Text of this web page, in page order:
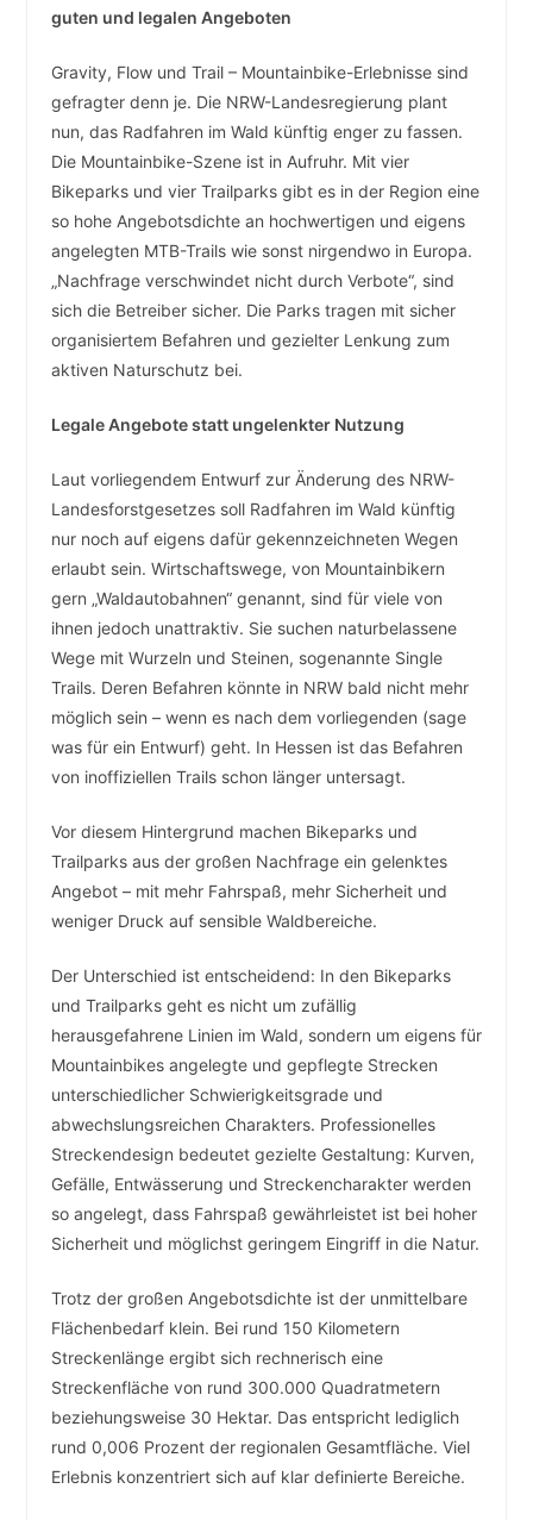
guten und legalen Angeboten
Gravity, Flow und Trail – Mountainbike-Erlebnisse sind
gefragter denn je. Die NRW-Landesregierung plant
nun, das Radfahren im Wald künftig enger zu fassen.
Die Mountainbike-Szene ist in Aufruhr. Mit vier
Bikeparks und vier Trailparks gibt es in der Region eine
so hohe Angebotsdichte an hochwertigen und eigens
angelegten MTB-Trails wie sonst nirgendwo in Europa.
„Nachfrage verschwindet nicht durch Verbote“, sind
sich die Betreiber sicher. Die Parks tragen mit sicher
organisiertem Befahren und gezielter Lenkung zum
aktiven Naturschutz bei.
Legale Angebote statt ungelenkter Nutzung
Laut vorliegendem Entwurf zur Änderung des NRW-
Landesforstgesetzes soll Radfahren im Wald künftig
nur noch auf eigens dafür gekennzeichneten Wegen
erlaubt sein. Wirtschaftswege, von Mountainbikern
gern „Waldautobahnen“ genannt, sind für viele von
ihnen jedoch unattraktiv. Sie suchen naturbelassene
Wege mit Wurzeln und Steinen, sogenannte Single
Trails. Deren Befahren könnte in NRW bald nicht mehr
möglich sein – wenn es nach dem vorliegenden (sage
was für ein Entwurf) geht. In Hessen ist das Befahren
von inoffiziellen Trails schon länger untersagt.
Vor diesem Hintergrund machen Bikeparks und
Trailparks aus der großen Nachfrage ein gelenktes
Angebot – mit mehr Fahrspaß, mehr Sicherheit und
weniger Druck auf sensible Waldbereiche.
Der Unterschied ist entscheidend: In den Bikeparks
und Trailparks geht es nicht um zufällig
herausgefahrene Linien im Wald, sondern um eigens für
Mountainbikes angelegte und gepflegte Strecken
unterschiedlicher Schwierigkeitsgrade und
abwechslungsreichen Charakters. Professionelles
Streckendesign bedeutet gezielte Gestaltung: Kurven,
Gefälle, Entwässerung und Streckencharakter werden
so angelegt, dass Fahrspaß gewährleistet ist bei hoher
Sicherheit und möglichst geringem Eingriff in die Natur.
Trotz der großen Angebotsdichte ist der unmittelbare
Flächenbedarf klein. Bei rund 150 Kilometern
Streckenlänge ergibt sich rechnerisch eine
Streckenfläche von rund 300.000 Quadratmetern
beziehungsweise 30 Hektar. Das entspricht lediglich
rund 0,006 Prozent der regionalen Gesamtfläche. Viel
Erlebnis konzentriert sich auf klar definierte Bereiche.